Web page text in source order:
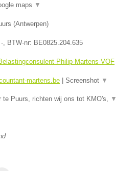
maps ▼
(Antwerpen)
- , BTW-nr: BE0825.204.635
Philip Martens VOF
martens.be Screenshot ▼
Puurs, richten wij ons tot KMO's, ▼